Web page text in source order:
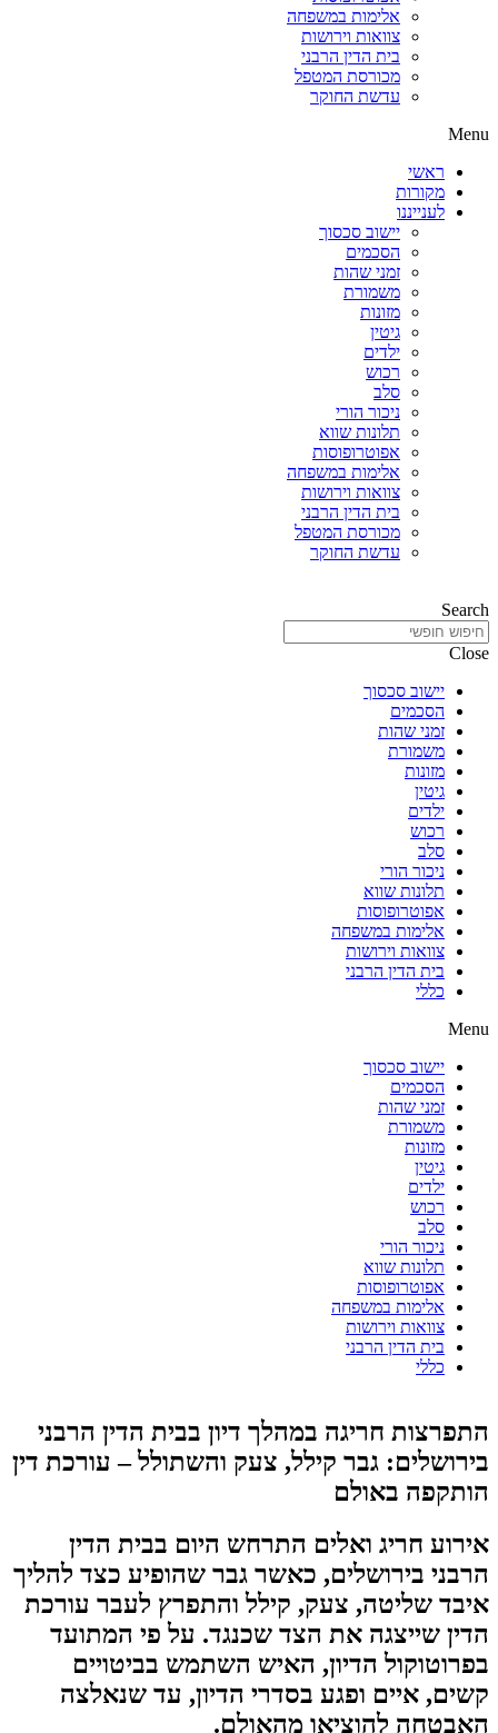
אלימות במשפחה
צוואות וירושות
בית הדין הרבני
מכורסת המטפל
עדשת החוקר
Menu
ראשי
מקורות
לענייננו
יישוב סכסוך
הסכמים
זמני שהות
משמורת
מזונות
גיטין
ילדים
רכוש
סלב
ניכור הורי
תלונות שווא
אפוטרופוסות
אלימות במשפחה
צוואות וירושות
בית הדין הרבני
מכורסת המטפל
עדשת החוקר
Search
Close
יישוב סכסוך
הסכמים
זמני שהות
משמורת
מזונות
גיטין
ילדים
רכוש
סלב
ניכור הורי
תלונות שווא
אפוטרופוסות
אלימות במשפחה
צוואות וירושות
בית הדין הרבני
כללי
Menu
יישוב סכסוך
הסכמים
זמני שהות
משמורת
מזונות
גיטין
ילדים
רכוש
סלב
ניכור הורי
תלונות שווא
אפוטרופוסות
אלימות במשפחה
צוואות וירושות
בית הדין הרבני
כללי
התפרצות חריגה במהלך דיון בבית הדין הרבני
בירושלים: גבר קילל, צעק והשתולל – עורכת דין
הותקפה באולם
אירוע חריג ואלים התרחש היום בבית הדין
הרבני בירושלים, כאשר גבר שהופיע כצד להליך
איבד שליטה, צעק, קילל והתפרץ לעבר עורכת
הדין שייצגה את הצד שכנגד. על פי המתועד
בפרוטוקול הדיון, האיש השתמש בביטויים
קשים, איים ופגע בסדרי הדיון, עד שנאלצה
האבטחה להוציאו מהאולם.